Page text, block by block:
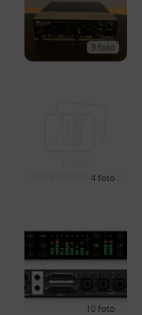
3 foto
4 foto
10 foto